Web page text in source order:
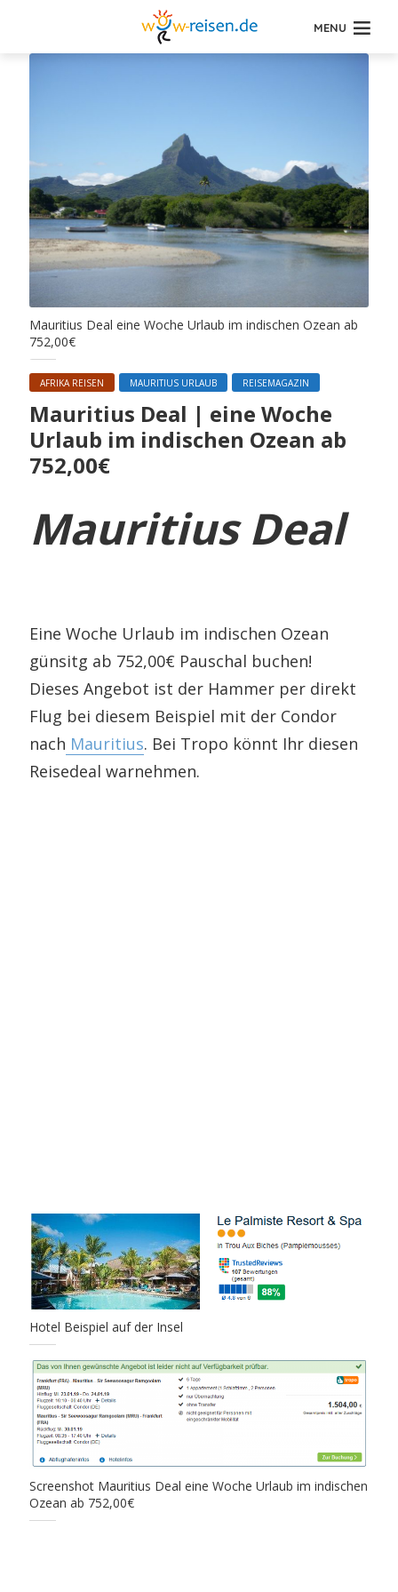
MENU
Mauritius Deal eine Woche Urlaub im indischen Ozean ab
752,00€
AFRIKA REISEN MAURITIUS URLAUB REISEMAGAZIN
Mauritius Deal | eine Woche
Urlaub im indischen Ozean ab
752,00€
Mauritius Deal
Eine Woche Urlaub im indischen Ozean
günsitg ab 752,00€ Pauschal buchen!
Dieses Angebot ist der Hammer per direkt
Flug bei diesem Beispiel mit der Condor
nach Mauritius. Bei Tropo könnt Ihr diesen
Reisedeal warnehmen.
Hotel Beispiel auf der Insel
Screenshot Mauritius Deal eine Woche Urlaub im indischen
Ozean ab 752,00€